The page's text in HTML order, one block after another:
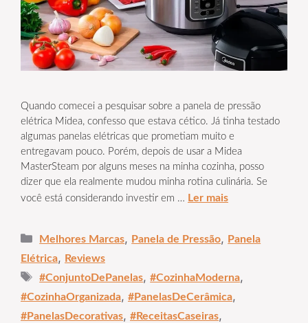
Quando comecei a pesquisar sobre a panela de pressão
elétrica Midea, confesso que estava cético. Já tinha testado
algumas panelas elétricas que prometiam muito e
entregavam pouco. Porém, depois de usar a Midea
MasterSteam por alguns meses na minha cozinha, posso
dizer que ela realmente mudou minha rotina culinária. Se
você está considerando investir em … Ler mais
Categorias
Melhores Marcas, Panela de Pressão, Panela
Elétrica, Reviews
Tags
#ConjuntoDePanelas,#CozinhaModerna,
#CozinhaOrganizada, #PanelasDeCerâmica,
#PanelasDecorativas, #ReceitasCaseiras,